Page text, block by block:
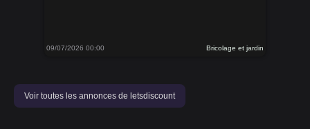
09/07/2026 00:00 Bricolage et jardin
Voir toutes les annonces de letsdiscount